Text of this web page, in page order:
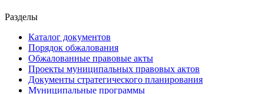
Разделы
Каталог документов
Порядок обжалования
Обжалованные правовые акты
Проекты муниципальных правовых актов
Документы стратегического планирования
Муниципальные программы